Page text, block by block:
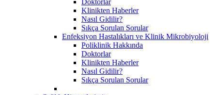
Klinikten Haberler
Nasıl Gidilir?
Sıkça Sorulan Sorular
Enfeksiyon Hastalıkları ve Klinik Mikrobiyoloji
Poliklinik Hakkında
Doktorlar
Klinikten Haberler
Nasıl Gidilir?
Sıkça Sorulan Sorular